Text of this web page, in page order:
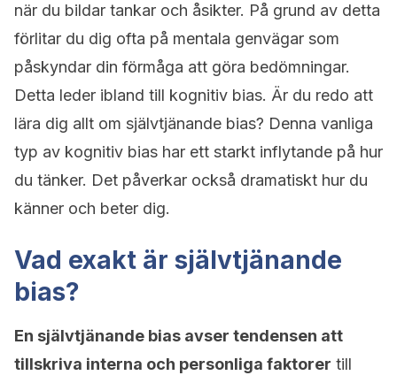
när du bildar tankar och åsikter. På grund av detta
förlitar du dig ofta på mentala genvägar som
påskyndar din förmåga att göra bedömningar.
Detta leder ibland till kognitiv bias. Är du redo att
lära dig allt om självtjänande bias? Denna vanliga
typ av kognitiv bias har ett starkt inflytande på hur
du tänker. Det påverkar också dramatiskt hur du
känner och beter dig.
Vad exakt är självtjänande
bias?
En självtjänande bias avser tendensen att
tillskriva interna och personliga faktorer till